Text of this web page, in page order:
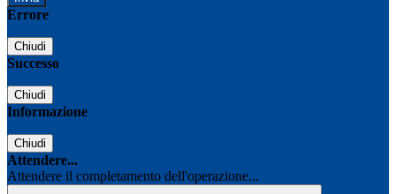
Errore
Chiudi
Successo
Chiudi
Informazione
Chiudi
Attendere...
Attendere il completamento dell'operazione...